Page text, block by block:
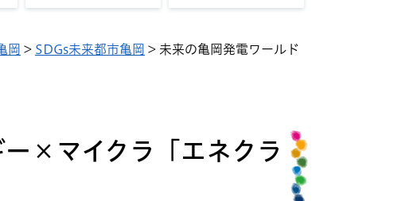
タ
岡 > SDGs未来都市亀岡 > 未来の亀岡発電ワールド
×マイクラ「エネクラ